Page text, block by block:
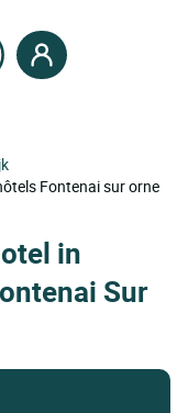
Fontenai sur orne
in
Sur